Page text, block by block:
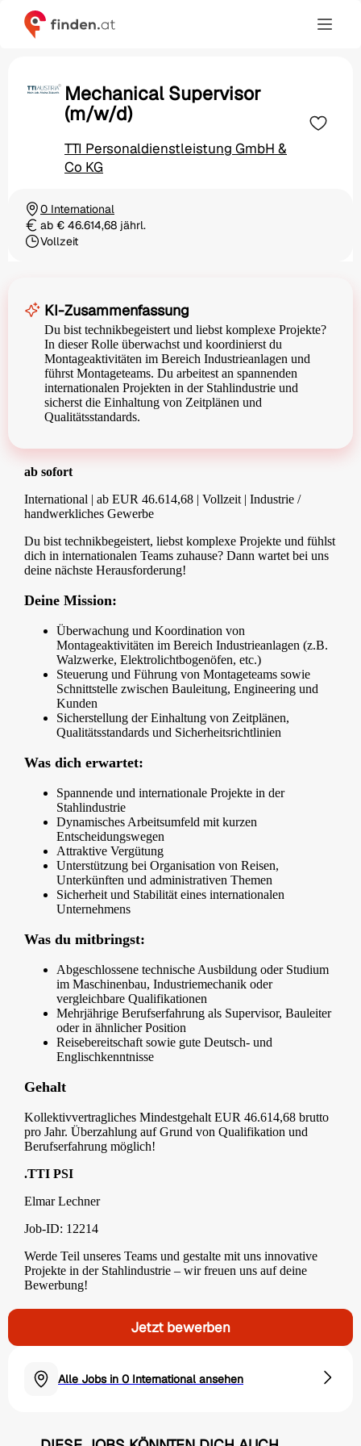
Mechanical Supervisor
(m/w/d)
TTI Personaldienstleistung GmbH &
Co KG
Ortschaft
0 International
Gehaltab € 46.614,68 jährl.
Beschäftigungsart
Vollzeit
KI-Zusammenfassung
Du bist technikbegeistert und liebst komplexe Projekte?
In dieser Rolle überwachst und koordinierst du
Montageaktivitäten im Bereich Industrieanlagen und
führst Montageteams. Du arbeitest an spannenden
internationalen Projekten in der Stahlindustrie und
sicherst die Einhaltung von Zeitplänen und
Qualitätsstandards.
ab sofort
International | ab EUR 46.614,68 | Vollzeit | Industrie /
handwerkliches Gewerbe
Du bist technikbegeistert, liebst komplexe Projekte und fühlst
dich in internationalen Teams zuhause? Dann wartet bei uns
deine nächste Herausforderung!
Deine Mission:
Überwachung und Koordination von
Montageaktivitäten im Bereich Industrieanlagen (z.B.
Walzwerke, Elektrolichtbogenöfen, etc.)
Steuerung und Führung von Montageteams sowie
Schnittstelle zwischen Bauleitung, Engineering und
Kunden
Sicherstellung der Einhaltung von Zeitplänen,
Qualitätsstandards und Sicherheitsrichtlinien
Was dich erwartet:
Spannende und internationale Projekte in der
Stahlindustrie
Dynamisches Arbeitsumfeld mit kurzen
Entscheidungswegen
Attraktive Vergütung
Unterstützung bei Organisation von Reisen,
Unterkünften und administrativen Themen
Sicherheit und Stabilität eines internationalen
Unternehmens
Was du mitbringst:
Abgeschlossene technische Ausbildung oder Studium
im Maschinenbau, Industriemechanik oder
vergleichbare Qualifikationen
Mehrjährige Berufserfahrung als Supervisor, Bauleiter
oder in ähnlicher Position
Reisebereitschaft sowie gute Deutsch- und
Englischkenntnisse
Gehalt
Kollektivvertragliches Mindestgehalt EUR 46.614,68 brutto
pro Jahr. Überzahlung auf Grund von Qualifikation und
Berufserfahrung möglich!
.TTI PSI
Elmar Lechner
Job-ID: 12214
Werde Teil unseres Teams und gestalte mit uns innovative
Projekte in der Stahlindustrie – wir freuen uns auf deine
Bewerbung!
Jetzt bewerben
Alle Jobs in 0 International ansehen